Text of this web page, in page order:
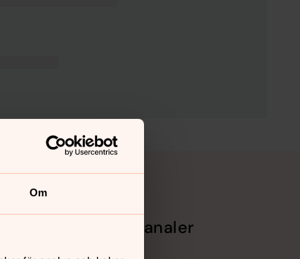
Om
Sociala kanaler